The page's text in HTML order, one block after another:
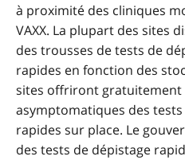
à proximité des cliniques
VAXX. La plupart des sites
des trousses de tests de
rapides en fonction des
sites offriront gratuitement
asymptomatiques des
rapides sur place. Le
des tests de dépistage